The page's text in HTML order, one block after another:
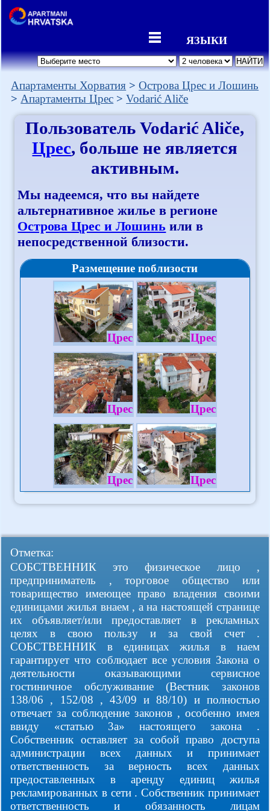
ЯЗЫКИ
Апартаменты Хорватия
Острова Црес и Лошинь
Апартаменты Црес
Vodarić Aliče
ПользовательVodarić Aliče,
Црес, больше не является
активным.
Мы надеемся, что вы найдете
альтернативное жилье в регионе
Острова Црес и Лошинь или в
непосредственной близости.
Размещение поблизости
Црес Црес
Црес Црес
Црес Црес
Отметка:
СОБСТВЕННИК это физическое лицо ,
предприниматель , торговое общество или
товарищество имеющее право владения своими
единицами жилья внаем , а на настоящей странице
их объявляет/или предоставляет в рекламных
целях в свою пользу и за свой счет .
СОБСТВЕННИК в единицах жилья в наем
гарантирует что соблюдает все условия Закона о
деятельности оказывающими сервисное
гостиничное обслуживание (Вестник законов
138/06 , 152/08 , 43/09 и 88/10) и полностью
отвечает за соблюдение законов , особенно имея
ввиду «статью 3а» настоящего закона .
Собственник оставляет за собой право доступа
администрации всех данных и принимает
ответственность за верность всех данных
предоставленных в аренду единиц жилья
рекламированных в сети . Собственник принимает
ответственность и обязанность лицам